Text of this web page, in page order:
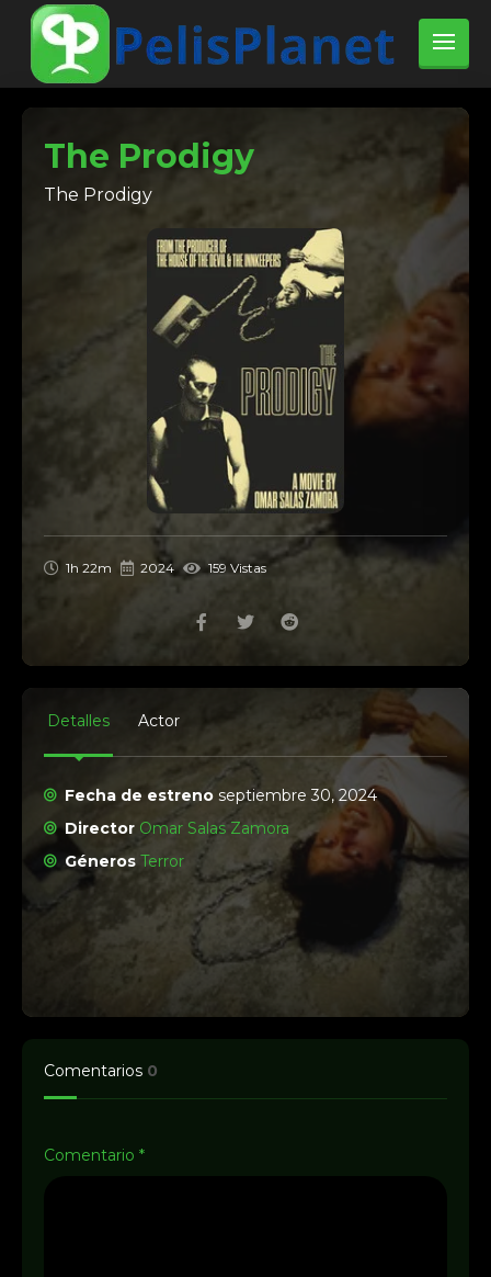
The Prodigy
The Prodigy
1h 22m 2024 159 Vistas
Detalles Actor
Fecha de estreno septiembre 30, 2024
Director Omar Salas Zamora
Géneros Terror
Comentarios 0
Comentario *